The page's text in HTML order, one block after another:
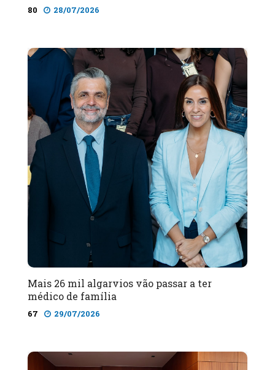
80 28/07/2026
Mais 26 mil algarvios vão passar a ter
médico de família
67 29/07/2026